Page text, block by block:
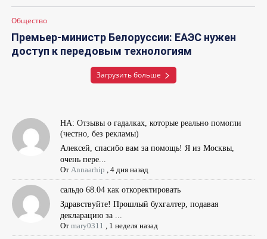
Общество
Премьер-министр Белоруссии: ЕАЭС нужен
доступ к передовым технологиям
Загрузить больше
НА: Отзывы о гадалках, которые реально помогли
(честно, без рекламы)
Алексей, спасибо вам за помощь! Я из Москвы,
очень пере...
От Annaarhip ,4 дня назад
сальдо 68.04 как откоректировать
Здравствуйте! Прошлый бухгалтер, подавая
декларацию за ...
Отmary0311 1 неделя назад